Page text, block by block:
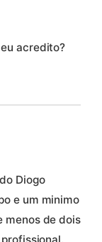
acredito?
Diogo
e um minimo
menos de dois